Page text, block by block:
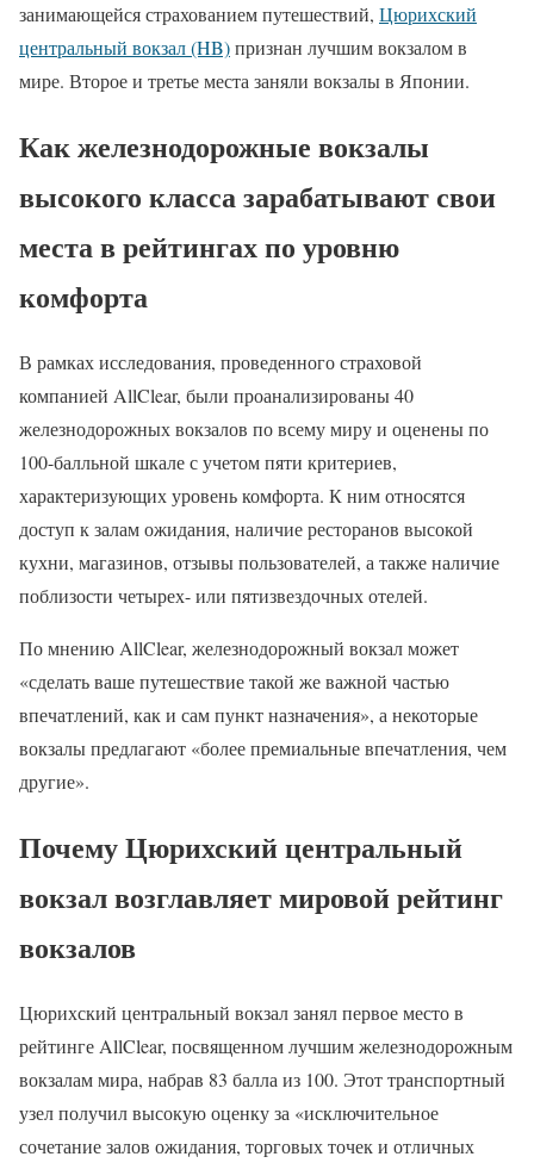
занимающейся страхованием путешествий, Цюрихский
центральный вокзал (HB)признан лучшим вокзалом в
мире. Второе и третье места заняли вокзалы в Японии.
Как железнодорожные вокзалы
высокого класса зарабатывают свои
места в рейтингах по уровню
комфорта
В рамках исследования, проведенного страховой
компанией AllClear, были проанализированы 40
железнодорожных вокзалов по всему миру и оценены по
100-балльной шкале с учетом пяти критериев,
характеризующих уровень комфорта. К ним относятся
доступ к залам ожидания, наличие ресторанов высокой
кухни, магазинов, отзывы пользователей, а также наличие
поблизости четырех- или пятизвездочных отелей.
По мнению AllClear, железнодорожный вокзал может
«сделать ваше путешествие такой же важной частью
впечатлений, как и сам пункт назначения», а некоторые
вокзалы предлагают «более премиальные впечатления, чем
другие».
Почему Цюрихский центральный
вокзал возглавляет мировой рейтинг
вокзалов
Цюрихский центральный вокзал занял первое место в
рейтинге AllClear, посвященном лучшим железнодорожным
вокзалам мира, набрав 83 балла из 100. Этот транспортный
узел получил высокую оценку за «исключительное
сочетание залов ожидания, торговых точек и отличных